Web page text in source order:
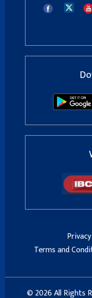
Terms and
© 2026 All Rights